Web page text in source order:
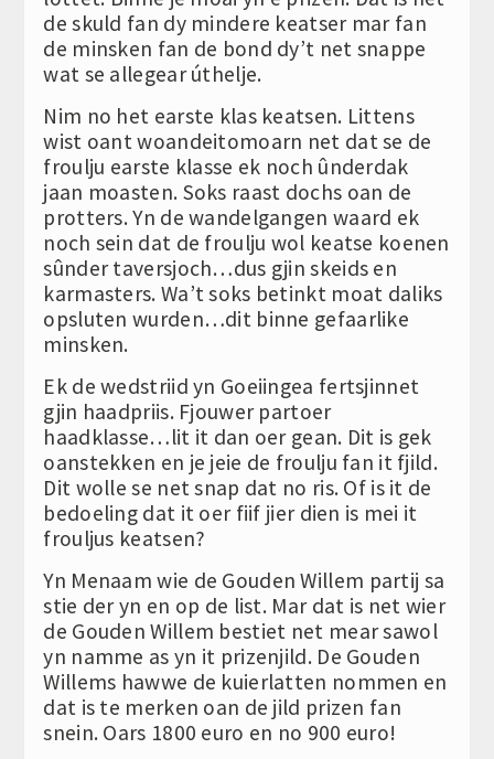
de skuld fan dy mindere keatser mar fan
de minsken fan de bond dy’t net snappe
wat se allegear úthelje.
Nim no het earste klas keatsen. Littens
wist oant woandeitomoarn net dat se de
froulju earste klasse ek noch ûnderdak
jaan moasten. Soks raast dochs oan de
protters. Yn de wandelgangen waard ek
noch sein dat de froulju wol keatse koenen
sûnder taversjoch…dus gjin skeids en
karmasters. Wa’t soks betinkt moat daliks
opsluten wurden…dit binne gefaarlike
minsken.
Ek de wedstriid yn Goeiingea fertsjinnet
gjin haadpriis. Fjouwer partoer
haadklasse…lit it dan oer gean. Dit is gek
oanstekken en je jeie de froulju fan it fjild.
Dit wolle se net snap dat no ris. Of is it de
bedoeling dat it oer fiif jier dien is mei it
frouljus keatsen?
Yn Menaam wie de Gouden Willem partij sa
stie der yn en op de list. Mar dat is net wier
de Gouden Willem bestiet net mear sawol
yn namme as yn it prizenjild. De Gouden
Willems hawwe de kuierlatten nommen en
dat is te merken oan de jild prizen fan
snein. Oars 1800 euro en no 900 euro!